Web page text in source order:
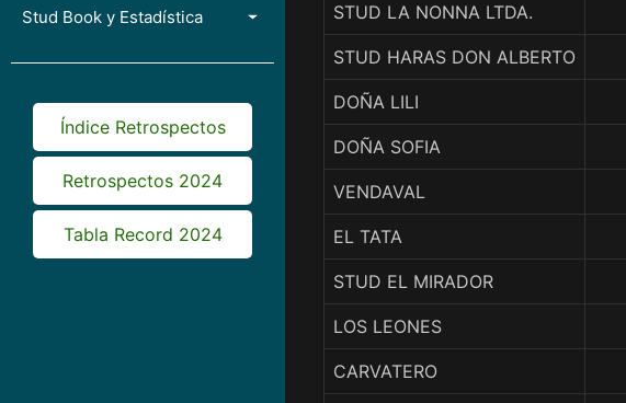
Stud Book y Estadística
Índice Retrospectos
Retrospectos 2024
Tabla Record 2024
STUD LA NONNA LTDA.
STUD HARAS DON ALBERTO
DOÑA LILI
DOÑA SOFIA
VENDAVAL
EL TATA
STUD EL MIRADOR
LOS LEONES
CARVATERO